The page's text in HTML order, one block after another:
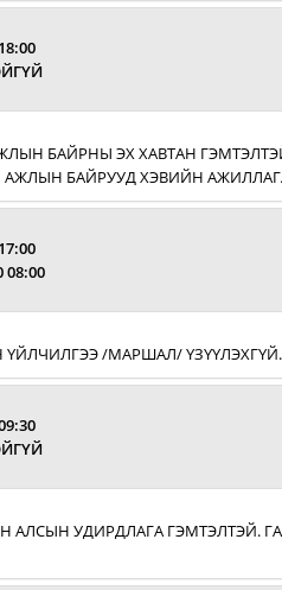
БАЙРНЫ ЭХ ХАВТАН
1 АЖЛЫН БАЙРУУД ХЭВИЙН
08:00
/МАРШАЛ/ ҮЗҮҮЛЭХГҮЙ.
АЛСЫН УДИРДЛАГА ГЭМТЭЛТЭЙ.